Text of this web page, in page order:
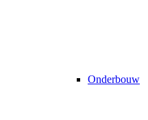
Onderbouw